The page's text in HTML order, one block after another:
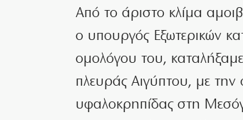
Από το άριστο κλίμα
ο υπουργός Εξωτερικών
ομολόγου του,
πλευράς Αιγύπτου, με την
υφαλοκρηπίδας στη